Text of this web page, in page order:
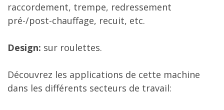
raccordement, trempe, redressement
pré-/post-chauffage, recuit, etc.
Design: sur roulettes.
Découvrez les applications de cette machine
dans les différents secteurs de travail: